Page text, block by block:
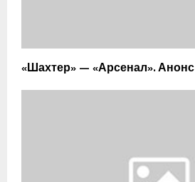
«Шахтер» — «Арсенал». Анонс